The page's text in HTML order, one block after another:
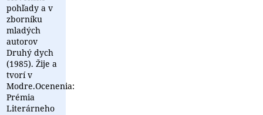
pohľady a v
zborníku
mladých
autorov
Druhý dych
(1985). Žije a
tvorí v
Modre.Ocenenia:
Prémia
Literárneho